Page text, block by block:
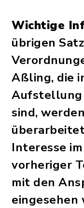
Wichtige
übrigen
Aßling, die
sind,
Interesse
vorheriger
mit den
eingesehen